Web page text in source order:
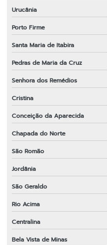
Urucânia
Porto Firme
Santa Maria de Itabira
Pedras de Maria da Cruz
Senhora dos Remédios
Cristina
Conceição da Aparecida
Chapada do Norte
São Romão
Jordânia
São Geraldo
Rio Acima
Centralina
Bela Vista de Minas